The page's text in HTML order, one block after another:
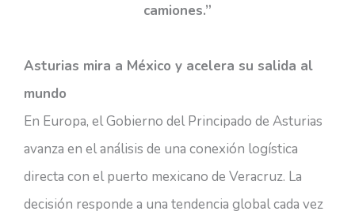
camiones.”
Asturias mira a México y acelera su salida al
mundo
En Europa, el Gobierno del Principado de Asturias
avanza en el análisis de una conexión logística
directa con el puerto mexicano de Veracruz. La
decisión responde a una tendencia global cada vez